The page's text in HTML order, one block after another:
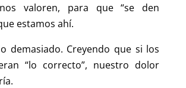
valoren, para que “se den
estamos ahí.
demasiado. Creyendo que si los
“lo correcto”, nuestro dolor